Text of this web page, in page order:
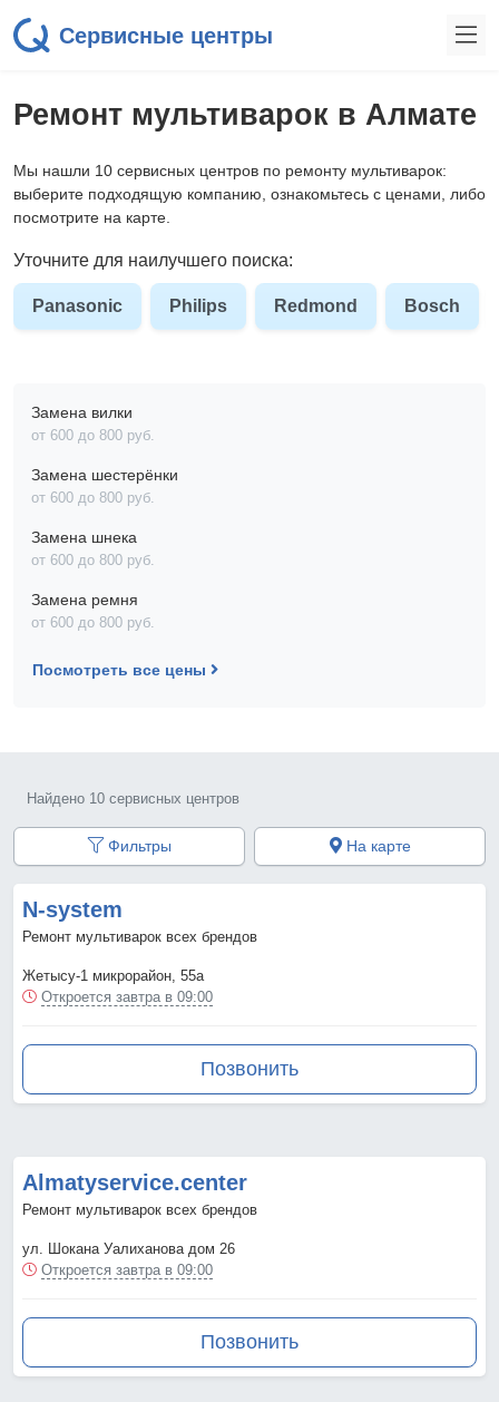
Сервисные центры
Ремонт мультиварок в Алмате
Мы нашли 10 сервисных центров по ремонту мультиварок:
выберите подходящую компанию, ознакомьтесь с ценами, либо
посмотрите на карте.
Уточните для наилучшего поиска:
Panasonic Philips Redmond Bosch
Замена вилки
от 600 до 800 pyб.
Замена шестерёнки
от 600 до 800 pyб.
Замена шнека
от 600 до 800 pyб.
Замена ремня
от 600 до 800 pyб.
Посмотреть все цены
Найдено 10 сервисных центров
Фильтры На карте
N-system
Ремонт мультиварок всех брендов
Жетысу-1 микрорайон, 55а
Откроется завтра в 09:00
Позвонить
Almatyservice.center
Ремонт мультиварок всех брендов
ул. Шокана Уалиханова дом 26
Откроется завтра в 09:00
Позвонить